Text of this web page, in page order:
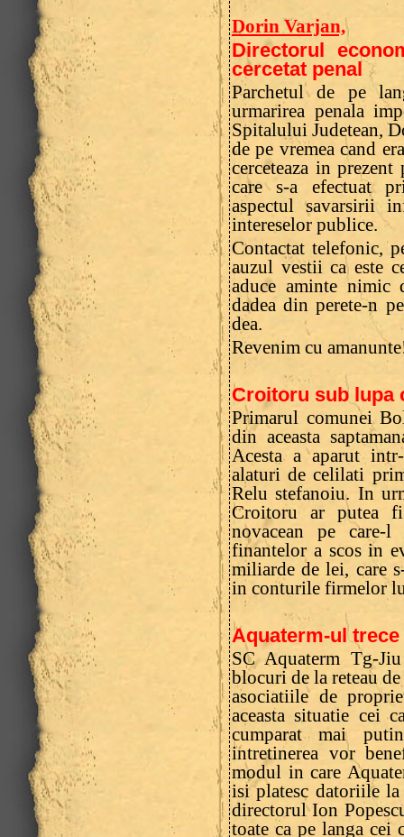
Dorin Varjan,
Directorul
cercetat penal
Parchetul de pe
urmarirea penala
Spitalului Judetean,
de pe vremea cand
cerceteaza in
care s-a efectuat
aspectul savarsirii
intereselor publice.
Contactat telefonic,
auzul vestii ca este
aduce aminte nimic
dadea din perete-n
dea.
Revenim cu
Croitoru sub lupa
Primarul comunei
din aceasta
Acesta a aparut
alaturi de celilati
Relu stefanoiu. In
Croitoru ar putea fi
novacean pe care-
finantelor a scos in
miliarde de lei, care
in conturile firmelor
Aquaterm-ul
SC Aquaterm Tg-
blocuri de la reteau
asociatiile de
aceasta situatie cei
cumparat mai
intretinerea vor
modul in care
isi platesc datoriile
directorul Ion
toate ca pe langa cei